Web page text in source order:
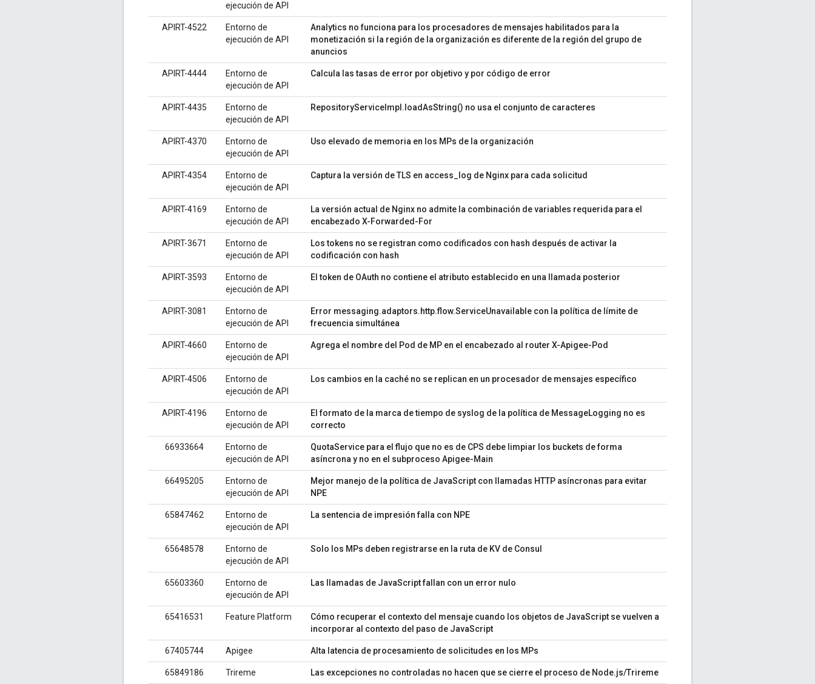
ejecución de API
APIRT-4522
Entorno de
ejecución de API
Analytics no funciona para los procesadores de mensajes habilitados para la
monetización si la región de la organización es diferente de la región del grupo de
anuncios
APIRT-4444
Entorno de
ejecución de API
Calcula las tasas de error por objetivo y por código de error
APIRT-4435
Entorno de
ejecución de API
RepositoryServiceImpl.loadAsString() no usa el conjunto de caracteres
APIRT-4370
Entorno de
ejecución de API
Uso elevado de memoria en los MPs de la organización
APIRT-4354
Entorno de
ejecución de API
Captura la versión de TLS en access_log de Nginx para cada solicitud
APIRT-4169
Entorno de
ejecución de API
La versión actual de Nginx no admite la combinación de variables requerida para el
encabezado X-Forwarded-For
APIRT-3671
Entorno de
ejecución de API
Los tokens no se registran como codificados con hash después de activar la
codificación con hash
APIRT-3593
Entorno de
ejecución de API
El token de OAuth no contiene el atributo establecido en una llamada posterior
APIRT-3081
Entorno de
ejecución de API
Error messaging.adaptors.http.flow.ServiceUnavailable con la política de límite de
frecuencia simultánea
APIRT-4660
Entorno de
ejecución de API
Agrega el nombre del Pod de MP en el encabezado al router X-Apigee-Pod
APIRT-4506
Entorno de
ejecución de API
Los cambios en la caché no se replican en un procesador de mensajes específico
APIRT-4196
Entorno de
ejecución de API
El formato de la marca de tiempo de syslog de la política de MessageLogging no es
correcto
66933664
Entorno de
ejecución de API
QuotaService para el flujo que no es de CPS debe limpiar los buckets de forma
asíncrona y no en el subproceso Apigee-Main
66495205
Entorno de
ejecución de API
Mejor manejo de la política de JavaScript con llamadas HTTP asíncronas para evitar
NPE
65847462
Entorno de
ejecución de API
La sentencia de impresión falla con NPE
65648578
Entorno de
ejecución de API
Solo los MPs deben registrarse en la ruta de KV de Consul
65603360
Entorno de
ejecución de API
Las llamadas de JavaScript fallan con un error nulo
65416531 Feature Platform
Cómo recuperar el contexto del mensaje cuando los objetos de JavaScript se vuelven a
incorporar al contexto del paso de JavaScript
67405744 Apigee Alta latencia de procesamiento de solicitudes en los MPs
65849186 Trireme Las excepciones no controladas no hacen que se cierre el proceso de Node.js/Trireme